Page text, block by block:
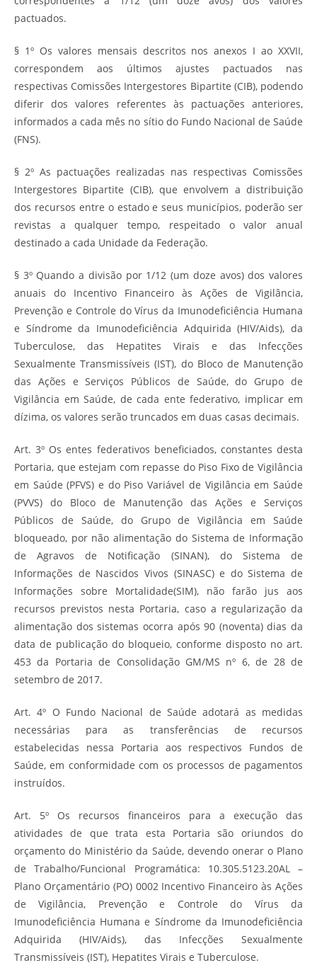
pactuados.
§ 1º Os valores mensais descritos nos anexos I ao XXVII,
correspondem aos últimos ajustes pactuados nas
respectivas Comissões Intergestores Bipartite (CIB), podendo
diferir dos valores referentes às pactuações anteriores,
informados a cada mês no sítio do Fundo Nacional de Saúde
(FNS).
§ 2º As pactuações realizadas nas respectivas Comissões
Intergestores Bipartite (CIB), que envolvem a distribuição
dos recursos entre o estado e seus municípios, poderão ser
revistas a qualquer tempo, respeitado o valor anual
destinado a cada Unidade da Federação.
§ 3º Quando a divisão por 1/12 (um doze avos) dos valores
anuais do Incentivo Financeiro às Ações de Vigilância,
Prevenção e Controle do Vírus da Imunodeficiência Humana
e Síndrome da Imunodeficiência Adquirida (HIV/Aids), da
Tuberculose, das Hepatites Virais e das Infecções
Sexualmente Transmissíveis (IST), do Bloco de Manutenção
das Ações e Serviços Públicos de Saúde, do Grupo de
Vigilância em Saúde, de cada ente federativo, implicar em
dízima, os valores serão truncados em duas casas decimais.
Art. 3º Os entes federativos beneficiados, constantes desta
Portaria, que estejam com repasse do Piso Fixo de Vigilância
em Saúde (PFVS) e do Piso Variável de Vigilância em Saúde
(PVVS) do Bloco de Manutenção das Ações e Serviços
Públicos de Saúde, do Grupo de Vigilância em Saúde
bloqueado, por não alimentação do Sistema de Informação
de Agravos de Notificação (SINAN), do Sistema de
Informações de Nascidos Vivos (SINASC) e do Sistema de
Informações sobre Mortalidade(SIM), não farão jus aos
recursos previstos nesta Portaria, caso a regularização da
alimentação dos sistemas ocorra após 90 (noventa) dias da
data de publicação do bloqueio, conforme disposto no art.
453 da Portaria de Consolidação GM/MS nº 6, de 28 de
setembro de 2017.
Art. 4º O Fundo Nacional de Saúde adotará as medidas
necessárias para as transferências de recursos
estabelecidas nessa Portaria aos respectivos Fundos de
Saúde, em conformidade com os processos de pagamentos
instruídos.
Art. 5º Os recursos financeiros para a execução das
atividades de que trata esta Portaria são oriundos do
orçamento do Ministério da Saúde, devendo onerar o Plano
de Trabalho/Funcional Programática: 10.305.5123.20AL –
Plano Orçamentário (PO) 0002 Incentivo Financeiro às Ações
de Vigilância, Prevenção e Controle do Vírus da
Imunodeficiência Humana e Síndrome da Imunodeficiência
Adquirida (HIV/Aids), das Infecções Sexualmente
Transmissíveis (IST), Hepatites Virais e Tuberculose.